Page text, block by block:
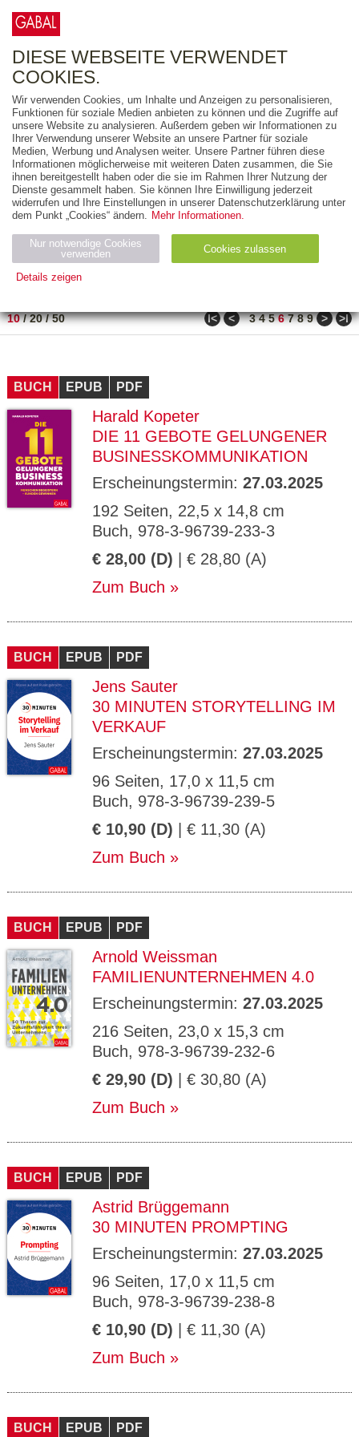
FREITEXT
AUSGABEART
AUS DER REIHE
ZUM THEMA
Neuerscheinung
Bestseller
PREIS
10/20/50 ǀ< < 3 4 5 6 7 8 9 > >ǀ
BUCH EPUB PDF
Harald Kopeter
DIE 11 GEBOTE GELUNGENER
BUSINESSKOMMUNIKATION
Erscheinungstermin: 27.03.2025
192 Seiten, 22,5 x 14,8 cm
Buch, 978-3-96739-233-3
€ 28,00 (D) | € 28,80 (A)
Zum Buch
BUCH EPUB PDF
Jens Sauter
30 MINUTEN STORYTELLING IM
VERKAUF
Erscheinungstermin: 27.03.2025
96 Seiten, 17,0 x 11,5 cm
Buch, 978-3-96739-239-5
€ 10,90 (D) | € 11,30 (A)
Zum Buch
BUCH EPUB PDF
Arnold Weissman
FAMILIENUNTERNEHMEN 4.0
Erscheinungstermin: 27.03.2025
216 Seiten, 23,0 x 15,3 cm
Buch, 978-3-96739-232-6
€ 29,90 (D) | € 30,80 (A)
Zum Buch
BUCH EPUB PDF
Astrid Brüggemann
30 MINUTEN PROMPTING
Erscheinungstermin: 27.03.2025
96 Seiten, 17,0 x 11,5 cm
Buch, 978-3-96739-238-8
€ 10,90 (D) | € 11,30 (A)
Zum Buch
BUCH EPUB PDF
DIESE WEBSEITE VERWENDET
COOKIES.
Wir verwenden Cookies, um Inhalte und Anzeigen zu personalisieren,
Funktionen für soziale Medien anbieten zu können und die Zugriffe auf
unsere Website zu analysieren. Außerdem geben wir Informationen zu
Ihrer Verwendung unserer Website an unsere Partner für soziale
Medien, Werbung und Analysen weiter. Unsere Partner führen diese
Informationen möglicherweise mit weiteren Daten zusammen, die Sie
ihnen bereitgestellt haben oder die sie im Rahmen Ihrer Nutzung der
Dienste gesammelt haben. Sie können Ihre Einwilligung jederzeit
widerrufen und Ihre Einstellungen in unserer Datenschutzerklärung unter
dem Punkt „Cookies“ ändern. Mehr Informationen.
Nur notwendige Cookies
verwenden
Cookies zulassen
Details zeigen
Name Zweck
Ty
ESSION
_ID
verlag.
de
Session verwendet
GV_CO
OKIES
gabal-
Speichert den Zustimmungsstatus des
Benutzers für Cookies auf der aktuellen
Domäne.
ge
P